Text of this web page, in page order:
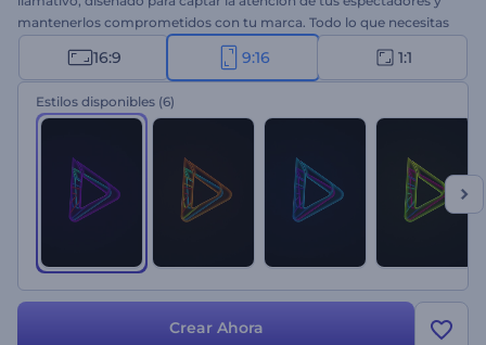
mantenerlos comprometidos con tu marca. Todo lo que necesitas
es cargar tu logo, escribir tu marca o nombre de la empresa,
escribir el eslogan y esperar unos minutos para obtener tu
introducción de alta calidad. Esta plantilla de video está diseñada
para ayudarte a obtener resultados de marketing de primer nivel
16:9 9:16 1:1
Estilos disponibles (6)
Crear Ahora